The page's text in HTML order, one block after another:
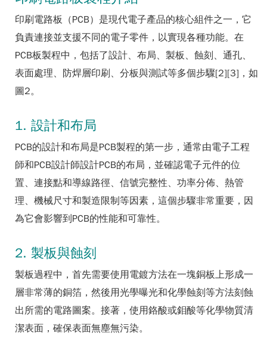
印刷電路板（PCB）是現代電子產品的核心組件之一，它
負責連接並支援不同的電子零件，以實現各種功能。在
PCB板製程中，包括了設計、布局、製板、蝕刻、通孔、
表面處理、防焊層印刷、分板與測試等多個步驟[2][3]，如
圖2。
1. 設計和布局
PCB的設計和布局是PCB製程的第一步，通常由電子工程
師和PCB設計師設計PCB的布局，並確認電子元件的位
置、連接點和導線路徑、信號完整性、功率分佈、熱管
理、機械尺寸和製造限制等因素，這個步驟非常重要，因
為它會影響到PCB的性能和可靠性。
2. 製板與蝕刻
製板過程中，首先需要使用電鍍方法在一塊銅板上形成一
層非常薄的銅箔，然後用光學曝光和化學蝕刻等方法刻蝕
出所需的電路圖案。接著，使用鉻酸或鉬酸等化學物質清
潔表面，確保表面無塵無污染。